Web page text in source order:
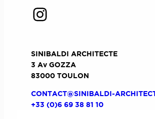
Instagram
SINIBALDI ARCHITECTE
3 Av GOZZA
83000 TOULON
CONTACT@SINIBALDI-
+33 (0)6 69 38 81 10